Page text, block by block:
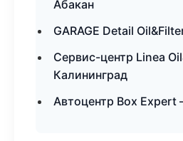
Абакан
GARAGE Detail
Сервис-центр Linea
Калининград
Автоцентр Box Expert